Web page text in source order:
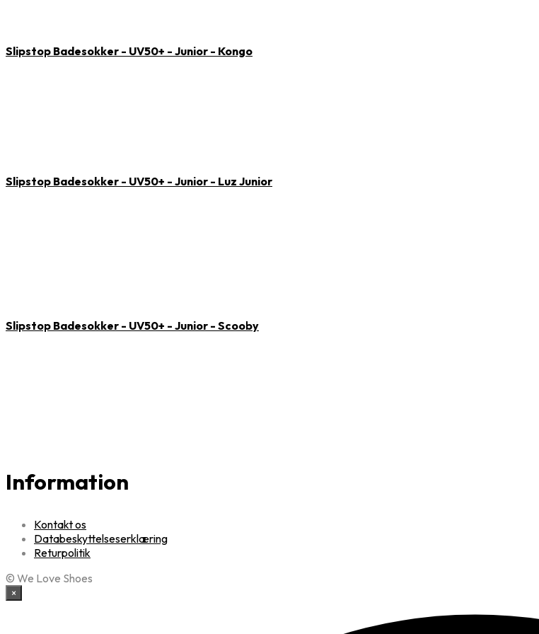
Slipstop Badesokker - UV50+ - Junior - Kongo
Slipstop Badesokker - UV50+ - Junior - Luz Junior
Slipstop Badesokker - UV50+ - Junior - Scooby
Information
Kontakt os
Databeskyttelseserklæring
Returpolitik
© We Love Shoes
×